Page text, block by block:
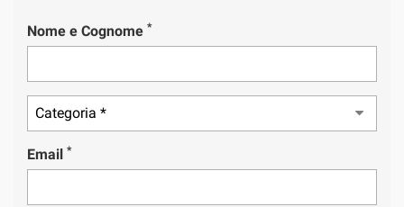
Nome e Cognome *
Email *